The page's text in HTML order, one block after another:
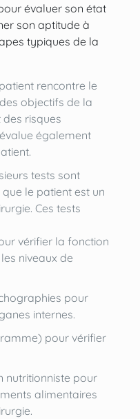
évaluer son état
son aptitude à
typiques de la
rencontre le
objectifs de la
risques
également
tests sont
le patient est un
Ces tests
vérifier la fonction
niveaux de
pour
internes.
pour vérifier
nutritionniste pour
alimentaires